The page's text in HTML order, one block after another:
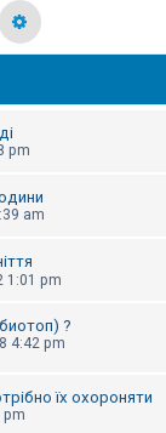
pm
am
1:01 pm
?
4:42 pm
їх охороняти
pm